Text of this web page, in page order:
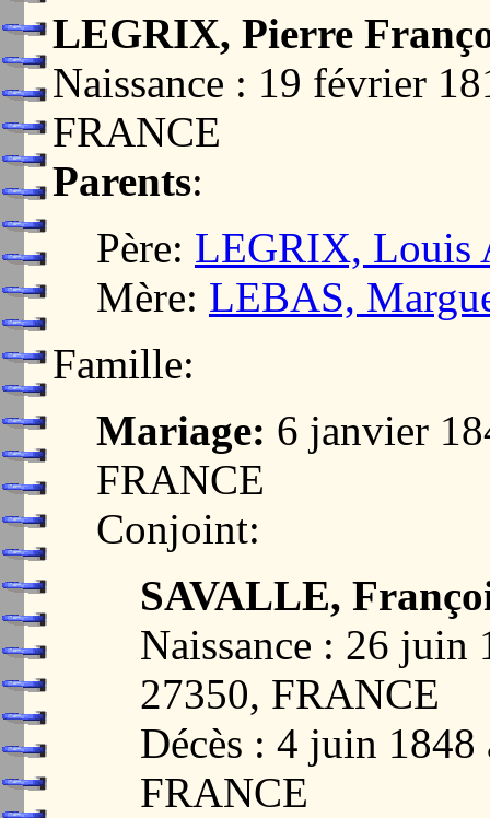
LEGRIX, Pierre
Naissance : 19 février
FRANCE
Parents:
Père: LEGRIX, Louis
Mère: LEBAS,
Famille:
Mariage: 6 janvier
FRANCE
Conjoint:
SAVALLE,
Naissance : 26
27350, FRANCE
Décès : 4 juin
FRANCE